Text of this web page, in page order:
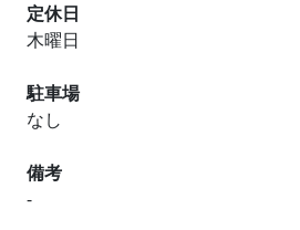
定休日
木曜日
駐車場
なし
備考
-